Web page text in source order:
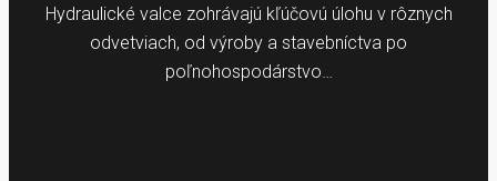
Hydraulické valce zohrávajú kľúčovú úlohu v rôznych
odvetviach, od výroby a stavebníctva po
poľnohospodárstvo…